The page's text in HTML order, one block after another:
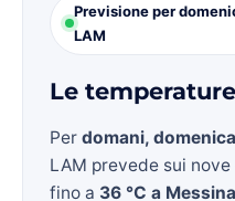
Previsione per
LAM
Le
Per domani,
LAM prevede sui
fino a 36 °C a Messina